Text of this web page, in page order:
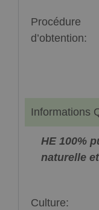
Procédure
d’obtention:
Informations
HE 100%
naturelle
Culture: